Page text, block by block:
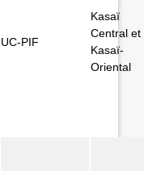
UC-PIF
Kasaï
Central et
Kasaï-
Oriental